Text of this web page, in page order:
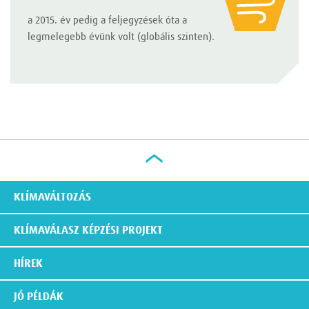
a 2015. év pedig a feljegyzések óta a
legmelegebb évünk volt (globális szinten).
KLÍMAVÁLTOZÁS
KLÍMAVÁLASZ KÉPZÉSI PROJEKT
HÍREK
JÓ PÉLDÁK